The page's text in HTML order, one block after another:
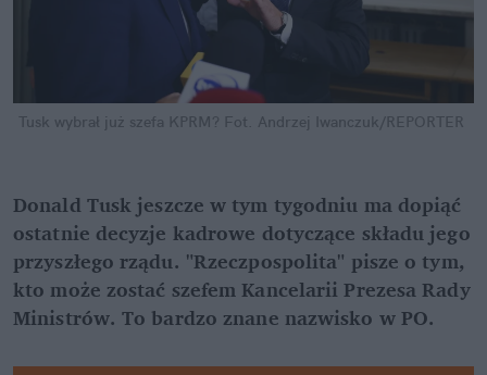
Tusk wybrał już szefa KPRM? Fot. Andrzej Iwanczuk/REPORTER
Donald Tusk jeszcze w tym tygodniu ma dopiąć
ostatnie decyzje kadrowe dotyczące składu jego
przyszłego rządu. "Rzeczpospolita" pisze o tym,
kto może zostać szefem Kancelarii Prezesa Rady
Ministrów. To bardzo znane nazwisko w PO.